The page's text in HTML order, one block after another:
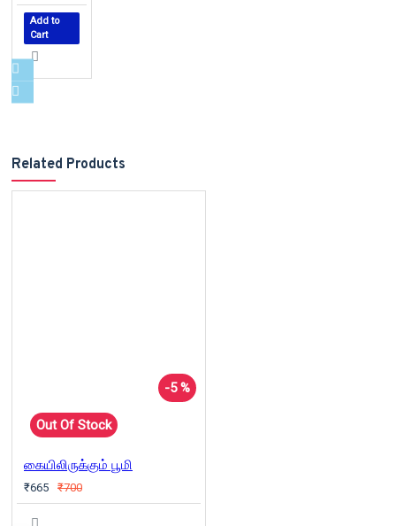
Add to
Cart
Related Products
-5 %
Out Of Stock
கையிலிருக்கும் பூமி
₹665 ₹700